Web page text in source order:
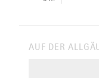
AUF DER